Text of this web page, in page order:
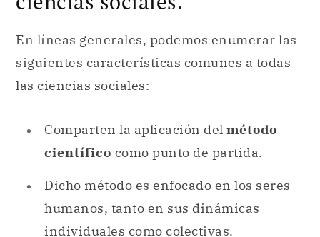
Comparten la aplicación delmétodo
científicocomo punto de partida.
humanos, tanto en sus dinámicas
individuales como colectivas.
Este enfoque puede realizarse tanto por
el saber en sí mismo, como por
orientaciones de aplicación específica